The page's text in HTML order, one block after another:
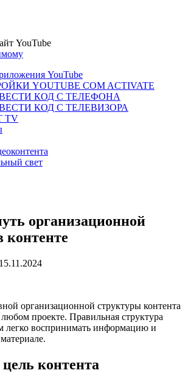
YouTube
YouTube
YOUTUBE COM ACTIVATE
КОД С ТЕЛЕФОНА
КОД С ТЕЛЕВИЗОРА
TV
свет
организационной
контенте
15.11.2024
организационной структуры контента
проекте. Правильная структура
легко воспринимать информацию и
контента